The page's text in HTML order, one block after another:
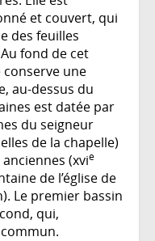
et couvert, qui
des feuilles
fond de cet
conserve une
au-dessus du
est datée par
du seigneur
de la chapelle)
(xvie
de l’église de
Le premier bassin
qui,